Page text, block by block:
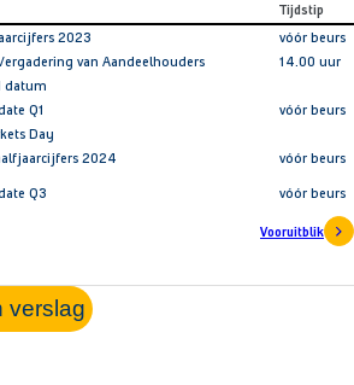
Tijdstip
2023
vóór beurs
van Aandeelhouders
14.00 uur
datum
Q1
vóór beurs
Day
2024
vóór beurs
Q3 vóór beurs
Vooruitblik
verslag